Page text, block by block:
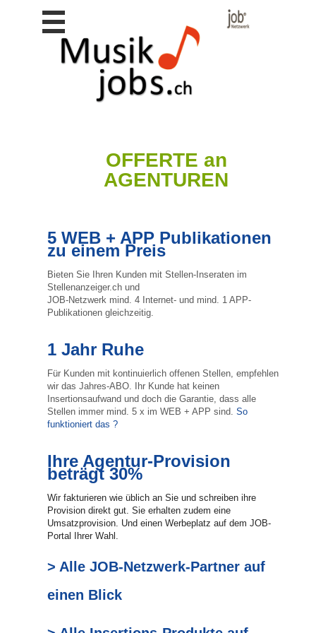
Personalberatungen
Lehrstellen
Lehrstellen
inserieren
OFFERTE an
AGENTUREN
5 WEB + APP Publikationen
zu einem Preis
Bieten Sie Ihren Kunden mit Stellen-Inseraten im
Stellenanzeiger.ch und
JOB-Netzwerk mind. 4 Internet- und mind. 1 APP-
Publikationen gleichzeitig.
1 Jahr Ruhe
Für Kunden mit kontinuierlich offenen Stellen, empfehlen
wir das Jahres-ABO. Ihr Kunde hat keinen
Insertionsaufwand und doch die Garantie, dass alle
Stellen immer mind. 5 x im WEB + APP sind. So
funktioniert das ?
Ihre Agentur-Provision
beträgt 30%
Wir fakturieren wie üblich an Sie und schreiben ihre
Provision direkt gut. Sie erhalten zudem eine
Umsatzprovision. Und einen Werbeplatz auf dem JOB-
Portal Ihrer Wahl.
> Alle JOB-Netzwerk-Partner auf
einen Blick